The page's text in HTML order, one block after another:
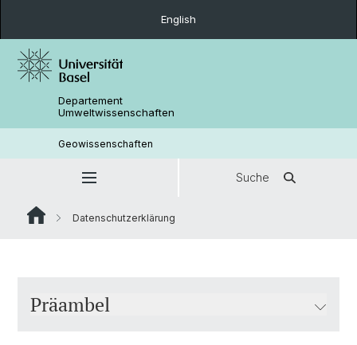
English
Departement
Umweltwissenschaften
Geowissenschaften
Suche
Datenschutzerklärung
Präambel